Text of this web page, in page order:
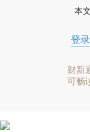
本
登录
财新
可畅